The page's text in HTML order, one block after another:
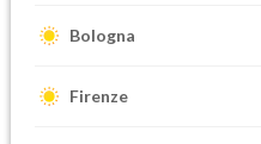
Bologna
Firenze